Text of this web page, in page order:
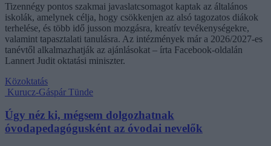
Tizennégy pontos szakmai javaslatcsomagot kaptak az általános
iskolák, amelynek célja, hogy csökkenjen az alsó tagozatos diákok
terhelése, és több idő jusson mozgásra, kreatív tevékenységekre,
valamint tapasztalati tanulásra. Az intézmények már a 2026/2027-es
tanévtől alkalmazhatják az ajánlásokat – írta Facebook-oldalán
Lannert Judit oktatási miniszter.
Közoktatás
Kurucz-Gáspár Tünde
Úgy néz ki, mégsem dolgozhatnak
óvodapedagógusként az óvodai nevelők